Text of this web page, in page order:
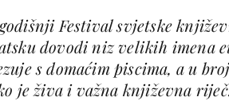
Festival svjetske
dovodi niz velikih imena
s domaćim piscima, a u
je živa i važna književna